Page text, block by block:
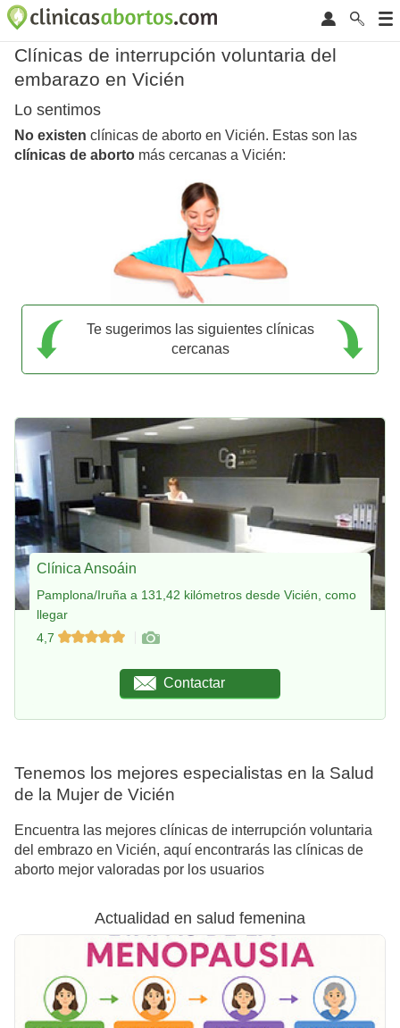
Clínicas de interrupción voluntaria del
embarazo en Vicién
Lo sentimos
No existen clínicas de aborto en Vicién. Estas son las
clínicas de aborto más cercanas a Vicién:
Te sugerimos las siguientes clínicas
cercanas
Clínica Ansoáin
Pamplona/Iruña a 131,42 kilómetros desde Vicién, como
llegar
4,7
Contactar
Tenemos los mejores especialistas en la Salud
de la Mujer de Vicién
Encuentra las mejores clínicas de interrupción voluntaria
del embrazo en Vicién, aquí encontrarás las clínicas de
aborto mejor valoradas por los usuarios
Actualidad en salud femenina